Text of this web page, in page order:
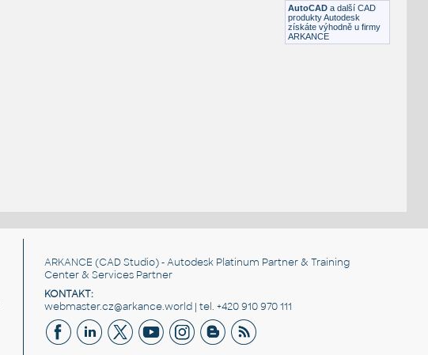
AutoCAD a další CAD
produkty Autodesk
získáte výhodně u firmy
ARKANCE
ARKANCE (CAD Studio) - Autodesk Platinum Partner & Training
Center & Services Partner
KONTAKT:
webmaster.cz@arkance.world | tel. +420 910 970 111